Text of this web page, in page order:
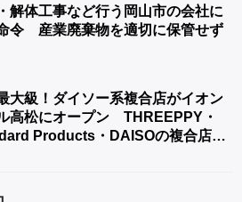
解体工事など行う岡山市の会社に
令 産業廃棄物を適切に保管せず
大級！ダイソー系複合店がイオン
高松にオープン THREEPPY・
Products・DAISOの複合店は